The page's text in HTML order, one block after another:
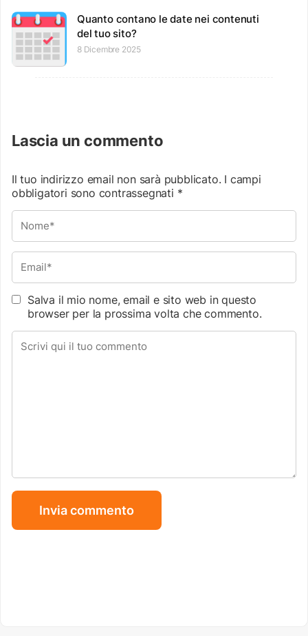
Quanto contano le date nei contenuti
del tuo sito?
8 Dicembre 2025
Lascia un commento
Il tuo indirizzo email non sarà pubblicato. I campi
obbligatori sono contrassegnati *
Salva il mio nome, email e sito web in questo
browser per la prossima volta che commento.